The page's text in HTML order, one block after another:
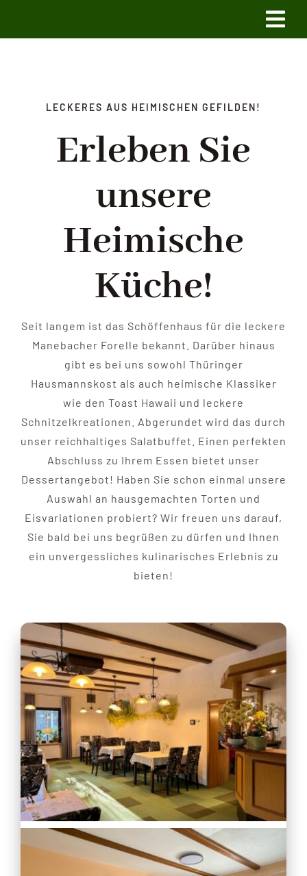
FAMILIENFEIERN
GASTHAUS
ÜBERNACHTEN IM SCHÖFFENHAUS
IHR WEG ZU UNS!
LECKERES AUS HEIMISCHEN GEFILDEN!
Erleben Sie
unsere
Heimische
Küche!
Seit langem ist das Schöffenhaus für die leckere
Manebacher Forelle bekannt. Darüber hinaus
gibt es bei uns sowohl Thüringer
Hausmannskost als auch heimische Klassiker
wie den Toast Hawaii und leckere
Schnitzelkreationen. Abgerundet wird das durch
unser reichhaltiges Salatbuffet. Einen perfekten
Abschluss zu Ihrem Essen bietet unser
Dessertangebot! Haben Sie schon einmal unsere
Auswahl an hausgemachten Torten und
Eisvariationen probiert? Wir freuen uns darauf,
Sie bald bei uns begrüßen zu dürfen und Ihnen
ein unvergessliches kulinarisches Erlebnis zu
bieten!